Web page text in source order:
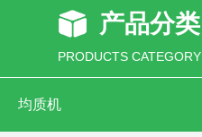
产品分类
PRODUCTS CATEGORY
均质机